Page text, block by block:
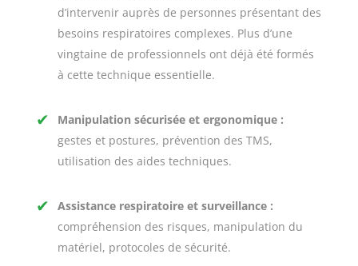
d’intervenir auprès de personnes présentant des
besoins respiratoires complexes. Plus d’une
vingtaine de professionnels ont déjà été formés
à cette technique essentielle.
✔ Manipulation sécurisée et ergonomique:
gestes et postures, prévention des TMS,
utilisation des aides techniques.
✔ Assistance respiratoire et surveillance:
compréhension des risques, manipulation du
matériel, protocoles de sécurité.